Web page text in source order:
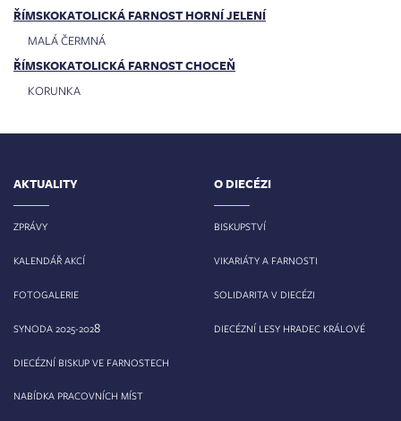
ŘÍMSKOKATOLICKÁ FARNOST HORNÍ JELENÍ
MALÁ ČERMNÁ
ŘÍMSKOKATOLICKÁ FARNOST CHOCEŇ
KORUNKA
AKTUALITY
ZPRÁVY
KALENDÁŘ AKCÍ
FOTOGALERIE
SYNODA 2025-2028
DIECÉZNÍ BISKUP VE FARNOSTECH
NABÍDKA PRACOVNÍCH MÍST
O DIECÉZI
BISKUPSTVÍ
VIKARIÁTY A FARNOSTI
SOLIDARITA V DIECÉZI
DIECÉZNÍ LESY HRADEC KRÁLOVÉ